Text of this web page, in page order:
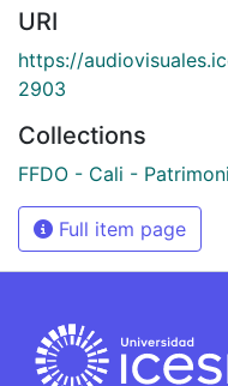
URI
https://
2903
Collections
FFDO - Cali -
Full item page